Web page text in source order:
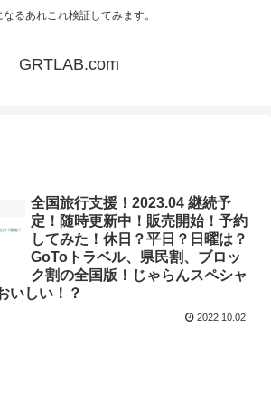
なるあれこれ検証してみます。
GRTLAB.com
全国旅行支援！2023.04 継続予
定！随時更新中！販売開始！予約
してみた！休日？平日？日曜は？
GoToトラベル、県民割、ブロッ
ク割の全国版！じゃらんスペシャ
いしい！？
2022.10.02